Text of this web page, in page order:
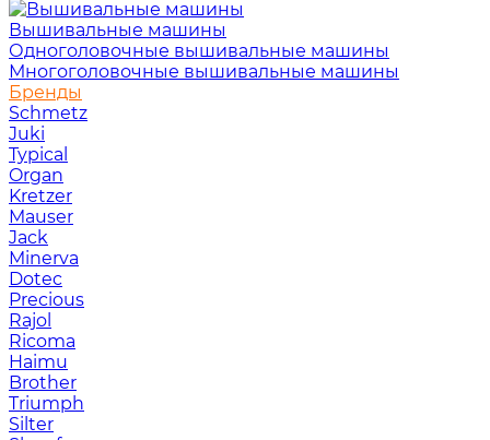
Вышивальные машины
Одноголовочные вышивальные машины
Многоголовочные вышивальные машины
Бренды
Schmetz
Juki
Typical
Organ
Kretzer
Mauser
Jack
Minerva
Dotec
Precious
Rajol
Ricoma
Haimu
Brother
Triumph
Silter